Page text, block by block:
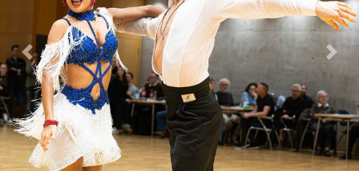
Previous Next